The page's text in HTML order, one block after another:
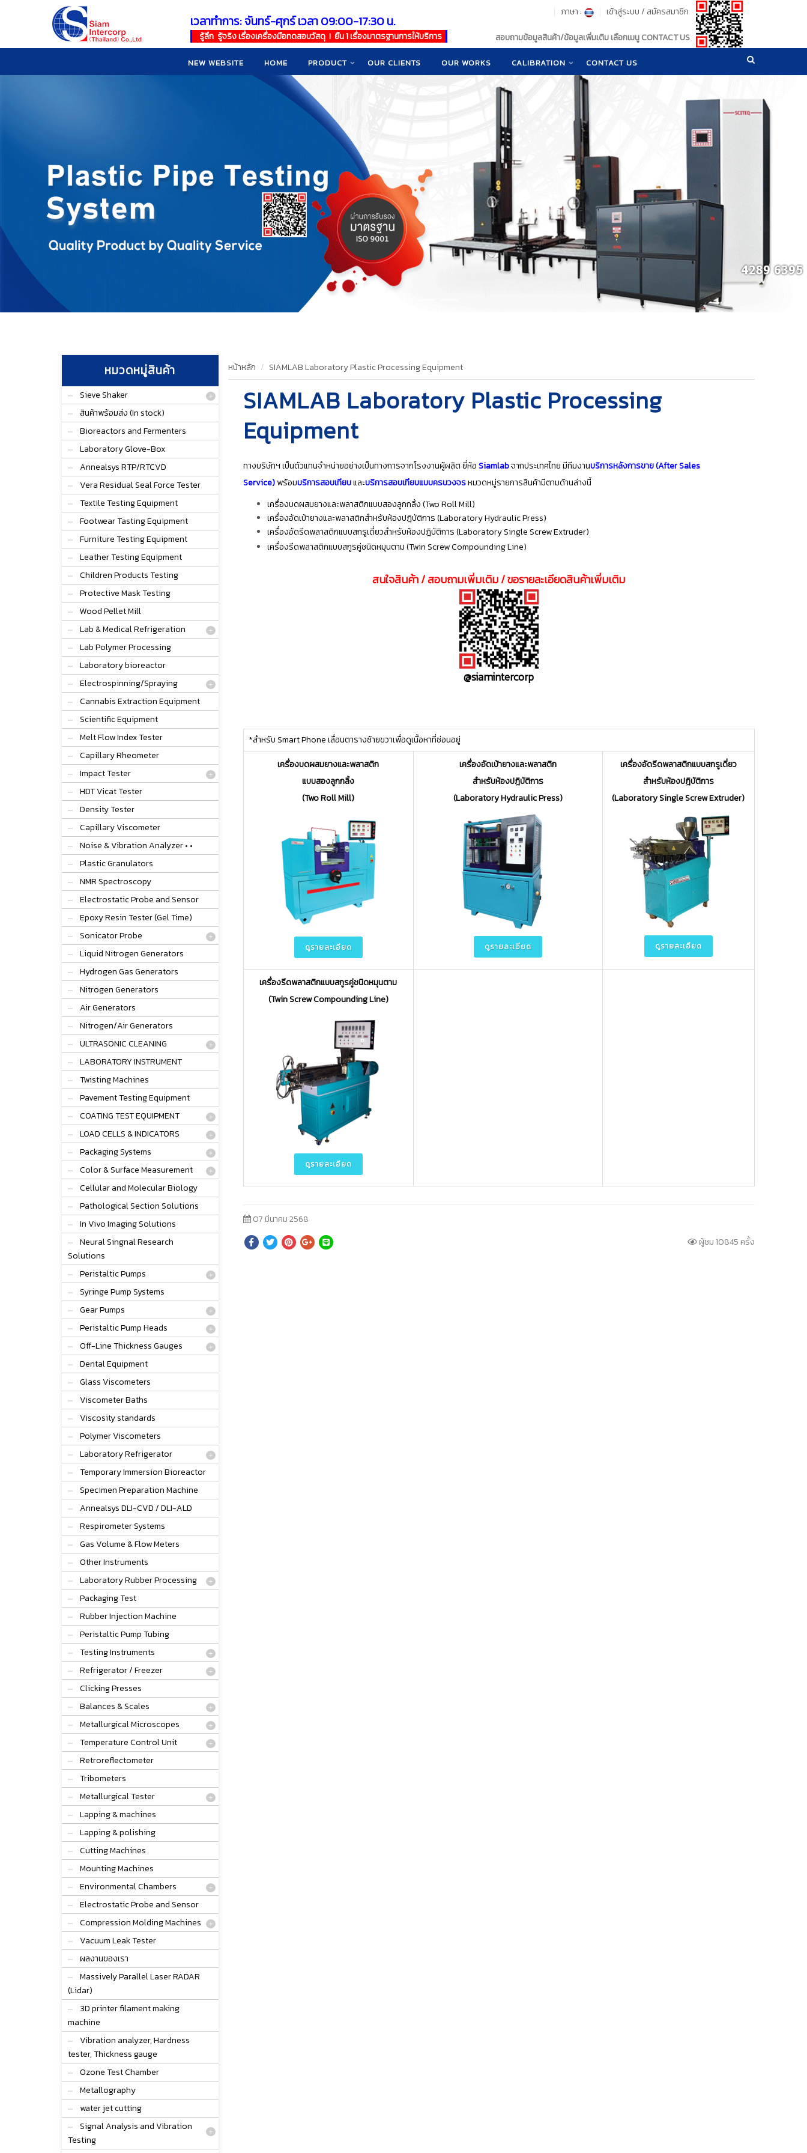
เวลาทำการ: จันทร์-ศุกร์ เวลา 09:00-17:30 น.
รู้ลึก รู้จริง เรื่องเครื่องมือทดสอบวัสดุ ! ยืน 1 เรื่องมาตรฐานการให้บริการ
เข้าสู่ระบบ / สมัครสมาชิก
ภาษา :
สอบถามข้อมูลสินค้า/ข้อมูลเพิ่มเติม เลือกเมนู CONTACT US
NEW WEBSITE HOME PRODUCT OUR CLIENTS OUR WORKS CALIBRATION CONTACT US
หมวดหมู่สินค้า
Sieve Shaker
สินค้าพร้อมส่ง (In stock)
Bioreactors and Fermenters
Laboratory Glove-Box
Annealsys RTP/RTCVD
Vera Residual Seal Force Tester
Textile Testing Equipment
Footwear Tasting Equipment
Furniture Testing Equipment
Leather Testing Equipment
Children Products Testing
Protective Mask Testing
Wood Pellet Mill
Lab & Medical Refrigeration
Lab Polymer Processing
Laboratory bioreactor
Electrospinning/Spraying
Cannabis Extraction Equipment
Scientific Equipment
Melt Flow Index Tester
Capillary Rheometer
Impact Tester
HDT Vicat Tester
Density Tester
Capillary Viscometer
Noise & Vibration Analyzer • •
Plastic Granulators
NMR Spectroscopy
Electrostatic Probe and Sensor
Epoxy Resin Tester (Gel Time)
Sonicator Probe
Liquid Nitrogen Generators
Hydrogen Gas Generators
Nitrogen Generators
Air Generators
Nitrogen/Air Generators
ULTRASONIC CLEANING
LABORATORY INSTRUMENT
Twisting Machines
Pavement Testing Equipment
COATING TEST EQUIPMENT
LOAD CELLS & INDICATORS
Packaging Systems
Color & Surface Measurement
Cellular and Molecular Biology
Pathological Section Solutions
In Vivo Imaging Solutions
Neural Singnal Research
Solutions
Peristaltic Pumps
Syringe Pump Systems
Gear Pumps
Peristaltic Pump Heads
Off-Line Thickness Gauges
Dental Equipment
Glass Viscometers
Viscometer Baths
Viscosity standards
Polymer Viscometers
Laboratory Refrigerator
Temporary Immersion Bioreactor
Specimen Preparation Machine
Annealsys DLI-CVD / DLI-ALD
Respirometer Systems
Gas Volume & Flow Meters
Other Instruments
Laboratory Rubber Processing
Packaging Test
Rubber Injection Machine
Peristaltic Pump Tubing
Testing Instruments
Refrigerator / Freezer
Clicking Presses
Balances & Scales
Metallurgical Microscopes
Temperature Control Unit
Retroreflectometer
Tribometers
Metallurgical Tester
Lapping & machines
Lapping & polishing
Cutting Machines
Mounting Machines
Environmental Chambers
Electrostatic Probe and Sensor
Compression Molding Machines
Vacuum Leak Tester
ผลงานของเรา
Massively Parallel Laser RADAR
(Lidar)
3D printer filament making
machine
Vibration analyzer, Hardness
tester, Thickness gauge
Ozone Test Chamber
Metallography
water jet cutting
Signal Analysis and Vibration
Testing
หน้าหลัก SIAMLAB Laboratory Plastic Processing Equipment
SIAMLAB Laboratory Plastic Processing
Equipment
ทางบริษัทฯ เป็นตัวแทนจำหน่ายอย่างเป็นทางการจากโรงงานผู้ผลิต ยี่ห้อ Siamlabจากประเทศไทย มีทีมงานบริการหลังการขาย (After Sales
Service)พร้อมบริการสอบเทียบและบริการสอบเทียบแบบครบวงจรหมวดหมู่รายการสินค้ามีตามด้านล่างนี้
เครื่องบดผสมยางและพลาสติกแบบสองลูกกลิ้ง (Two Roll Mill)
เครื่องอัดเบ้ายางและพลาสติกสำหรับห้องปฎิบัติการ (Laboratory Hydraulic Press)
เครื่องอัดรีดพลาสติกแบบสกรูเดี่ยวสำหรับห้องปฎิบัติการ (Laboratory Single Screw Extruder)
เครื่องรีดพลาสติกแบบสกูรคู่ชนิดหมุนตาม (Twin Screw Compounding Line)
สนใจสินค้า / สอบถามเพิ่มเติม / ขอรายละเอียดสินค้าเพิ่มเติม
@siamintercorp
*สำหรับ Smart Phone เลื่อนตารางซ้ายขวาเพื่อดูเนื้อหาที่ซ่อนอยู่
เครื่องบดผสมยางและพลาสติก
แบบสองลูกกลิ้ง
(Two Roll Mill)
ดูรายละเอียด
เครื่องอัดเบ้ายางและพลาสติก
สำหรับห้องปฎิบัติการ
(Laboratory Hydraulic Press)
ดูรายละเอียด
เครื่องอัดรีดพลาสติกแบบสกรูเดี่ยว
สำหรับห้องปฎิบัติการ
(Laboratory Single Screw Extruder)
ดูรายละเอียด
เครื่องรีดพลาสติกแบบสกูรคู่ชนิดหมุนตาม
(Twin Screw Compounding Line)
ดูรายละเอียด
07 มีนาคม 2568
ผู้ชม 10845 ครั้ง